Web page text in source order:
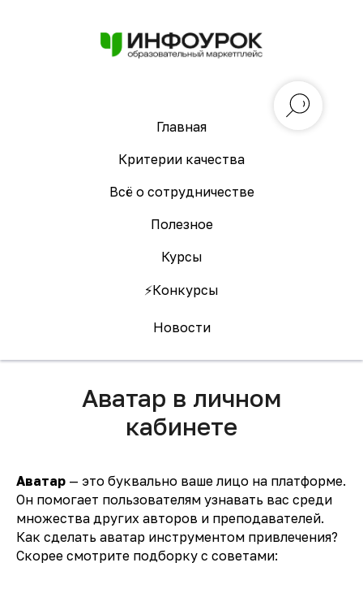
Главная
Критерии качества
Всё о сотрудничестве
Полезное
Курсы
⚡️Конкурсы
Новости
Аватар в личном
кабинете
Аватар — это буквально ваше лицо на платформе.
Он помогает пользователям узнавать вас среди
множества других авторов и преподавателей.
Как сделать аватар инструментом привлечения?
Скорее смотрите подборку с советами: